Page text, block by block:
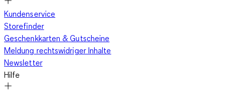
Kundenservice
Storefinder
Geschenkkarten & Gutscheine
Meldung rechtswidriger Inhalte
Newsletter
Hilfe